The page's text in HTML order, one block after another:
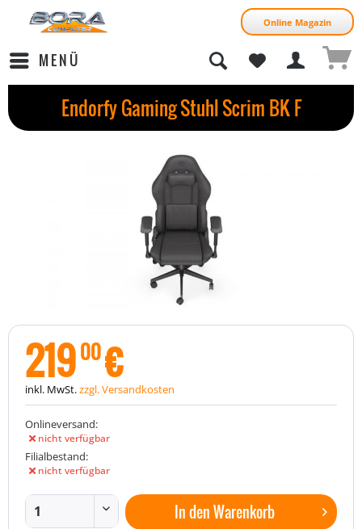
Online Magazin
MENÜ
Endorfy Gaming Stuhl Scrim BK F
21900€
inkl. MwSt.zzgl. Versandkosten
Onlineversand:
nicht verfügbar
Filialbestand:
nicht verfügbar
In denWarenkorb